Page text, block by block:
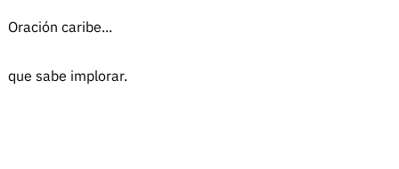
Oración caribe...
que sabe implorar.